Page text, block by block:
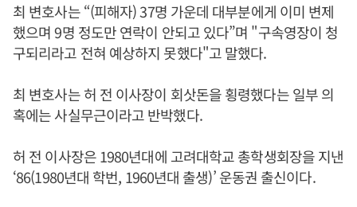
최 변호사는 “(피해자) 37명 가운데 대부분에게 이미 변제
했으며 9명 정도만 연락이 안되고 있다”며 "구속영장이 청
구되리라고 전혀 예상하지 못했다"고 말했다.
최 변호사는 허 전 이사장이 회삿돈을 횡령했다는 일부 의
혹에는 사실무근이라고 반박했다.
허 전 이사장은 1980년대에 고려대학교 총학생회장을 지낸
‘86(1980년대 학번, 1960년대 출생)’ 운동권 출신이다.